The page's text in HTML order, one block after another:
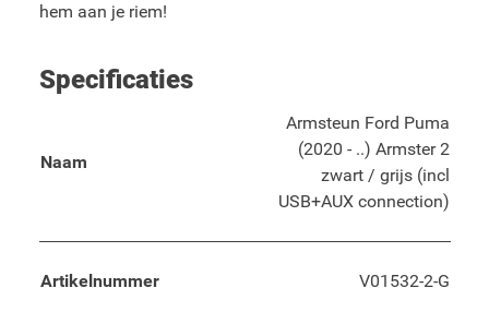
hem aan je riem!
Specificaties
Naam
Armsteun Ford Puma
(2020 - ..) Armster 2
zwart / grijs (incl
USB+AUX connection)
Artikelnummer V01532-2-G